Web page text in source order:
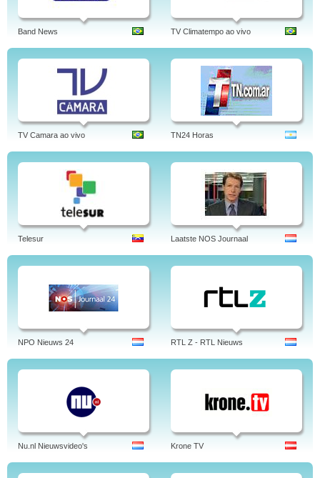
Band News TV Climatempo ao vivo
TV Camara ao vivo TN24 Horas
Telesur Laatste NOS Journaal
NPO Nieuws 24 RTL Z - RTL Nieuws
Nu.nl Nieuwsvideo's Krone TV